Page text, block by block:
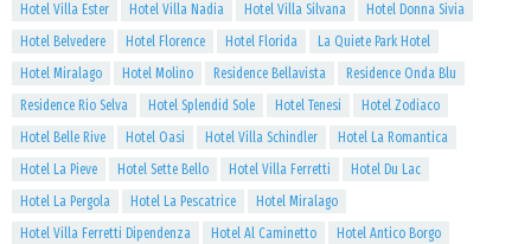
Hotel Villa Ester
Hotel Villa Nadia Hotel Villa Silvana
Hotel Donna Sivia
Hotel Belvedere
Hotel Florence Hotel Florida
La Quiete Park Hotel
Hotel Miralago
Hotel Molino Residence Bellavista
Residence Onda Blu
Residence Rio Selva
Hotel Splendid Sole Hotel Tenesi
Hotel Zodiaco
Hotel Belle Rive
Hotel Oasi Hotel Villa Schindler
Hotel La Romantica
Hotel La Pieve
Hotel Sette Bello Hotel Villa Ferretti
Hotel Du Lac
Hotel La Pergola
Hotel La Pescatrice
Hotel Miralago
Hotel Villa Ferretti Dipendenza
Hotel Al Caminetto
Hotel Antico Borgo